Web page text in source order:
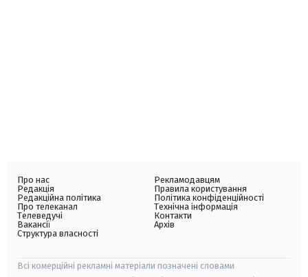
Про нас
Редакція
Редакційна політика
Про телеканал
Телеведучі
Вакансії
Структура власності
Рекламодавцям
Правила користування
Політика конфіденційності
Технічна інформація
Контакти
Архів
Всі комерційні рекламні матеріали позначені словами